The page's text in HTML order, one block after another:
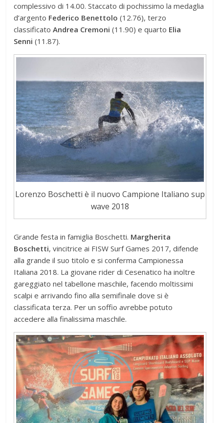
complessivo di 14.00. Staccato di pochissimo la medaglia
d’argento Federico Benettolo(12.76), terzo
classificatoAndrea Cremoni (11.90) e quarto Elia
Senni(11.87).
Lorenzo Boschetti è il nuovo Campione Italiano sup
wave 2018
Grande festa in famiglia Boschetti. Margherita
Boschetti, vincitrice ai FISW Surf Games 2017, difende
alla grande il suo titolo e si conferma Campionessa
Italiana 2018. La giovane rider di Cesenatico ha inoltre
gareggiato nel tabellone maschile, facendo moltissimi
scalpi e arrivando fino alla semifinale dove si è
classificata terza. Per un soffio avrebbe potuto
accedere alla finalissima maschile.